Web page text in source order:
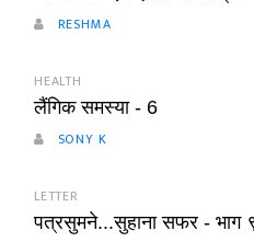
RESHMA
HEALTH
लैंगिक समस्या - 6
SONY K
LETTER
पत्रसुमने...सुहाना सफर - भाग